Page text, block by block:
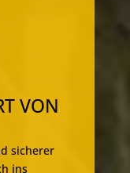
VON
sicherer
ins